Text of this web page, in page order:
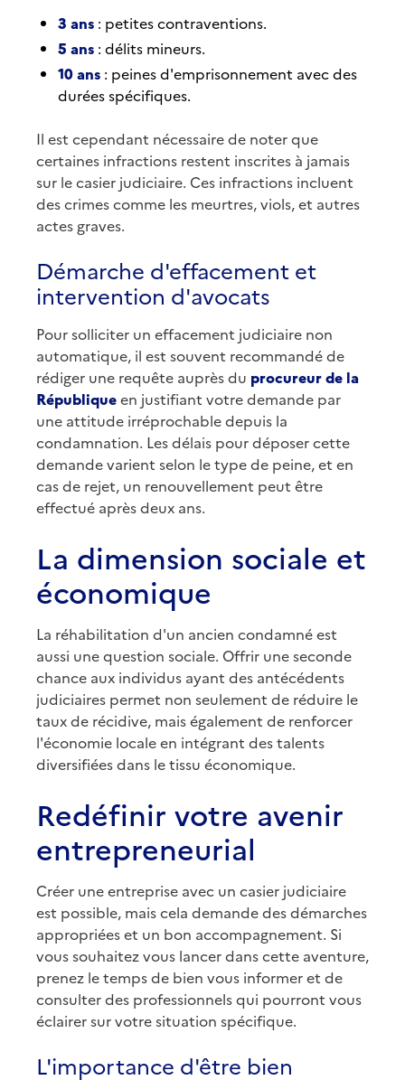
3 ans : petites contraventions.
5 ans : délits mineurs.
10 ans : peines d'emprisonnement avec des
durées spécifiques.
Il est cependant nécessaire de noter que
certaines infractions restent inscrites à jamais
sur le casier judiciaire. Ces infractions incluent
des crimes comme les meurtres, viols, et autres
actes graves.
Démarche d'effacement et
intervention d'avocats
Pour solliciter un effacement judiciaire non
automatique, il est souvent recommandé de
rédiger une requête auprès du procureur de la
Républiqueen justifiant votre demande par
une attitude irréprochable depuis la
condamnation. Les délais pour déposer cette
demande varient selon le type de peine, et en
cas de rejet, un renouvellement peut être
effectué après deux ans.
La dimension sociale et
économique
La réhabilitation d'un ancien condamné est
aussi une question sociale. Offrir une seconde
chance aux individus ayant des antécédents
judiciaires permet non seulement de réduire le
taux de récidive, mais également de renforcer
l'économie locale en intégrant des talents
diversifiées dans le tissu économique.
Redéfinir votre avenir
entrepreneurial
Créer une entreprise avec un casier judiciaire
est possible, mais cela demande des démarches
appropriées et un bon accompagnement. Si
vous souhaitez vous lancer dans cette aventure,
prenez le temps de bien vous informer et de
consulter des professionnels qui pourront vous
éclairer sur votre situation spécifique.
L'importance d'être bien